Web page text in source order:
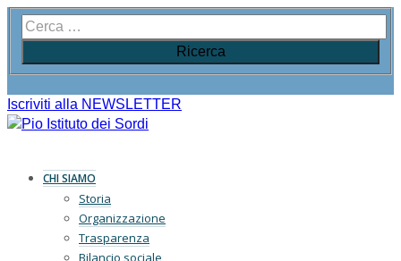
Iscriviti alla NEWSLETTER
CHI SIAMO
Storia
Organizzazione
Trasparenza
Bilancio sociale